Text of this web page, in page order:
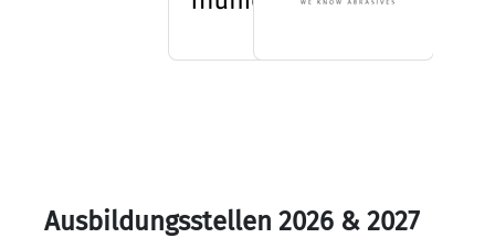
Ausbildungsstellen 2026 & 2027